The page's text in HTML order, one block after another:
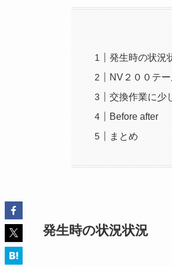
発生時の状況
NV２００テ
交換作業に少
Before after
まとめ
発生時の状況状況